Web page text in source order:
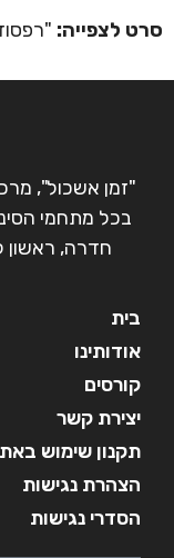
סרט לצפייה:
"זמן אשכול",
בכל מתחמי
חדרה, ראשון
בית
אודותינו
קורסים
יצירת קשר
תקנון שימוש
הצהרת נגישות
הסדרי נגישות